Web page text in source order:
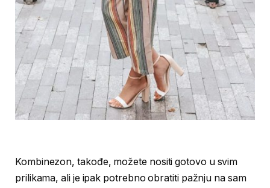
Kombinezon, takođe, možete nositi gotovo u svim
prilikama, ali je ipak potrebno obratiti pažnju na sam